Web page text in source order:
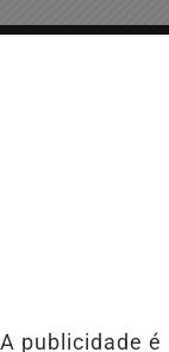
MAIS
A publicidade